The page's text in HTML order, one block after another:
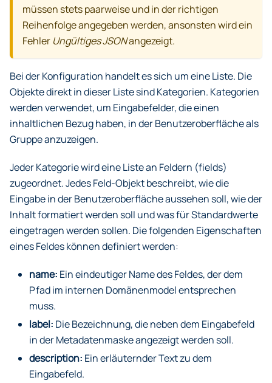
müssen stets paarweise und in der richtigen
Reihenfolge angegeben werden, ansonsten wird ein
Fehler Ungültiges JSONangezeigt.
Bei der Konfiguration handelt es sich um eine Liste. Die
Objekte direkt in dieser Liste sind Kategorien. Kategorien
werden verwendet, um Eingabefelder, die einen
inhaltlichen Bezug haben, in der Benutzeroberfläche als
Gruppe anzuzeigen.
Jeder Kategorie wird eine Liste an Feldern (fields)
zugeordnet. Jedes Feld-Objekt beschreibt, wie die
Eingabe in der Benutzeroberfläche aussehen soll, wie der
Inhalt formatiert werden soll und was für Standardwerte
eingetragen werden sollen. Die folgenden Eigenschaften
eines Feldes können definiert werden:
name: Ein eindeutiger Name des Feldes, der dem
Pfad im internen Domänenmodel entsprechen
muss.
label: Die Bezeichnung, die neben dem Eingabefeld
in der Metadatenmaske angezeigt werden soll.
description: Ein erläuternder Text zu dem
Eingabefeld.